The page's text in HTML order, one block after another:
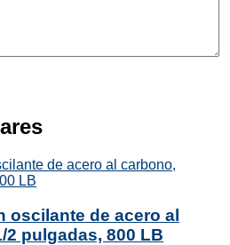
oscilante de acero al
2 pulgadas, 800 LB